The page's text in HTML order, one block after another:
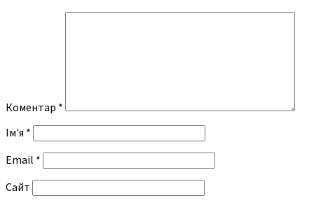
Коментар *
Ім'я *
Email *
Сайт